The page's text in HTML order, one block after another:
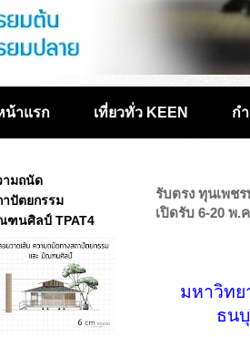
น้าแรก เที่ยวทั่ว KEEN ก
รับตรง ทุนเพช
เปิดรับ 6-20 พ.
มหาวิทย
ธน
ามถนัด
าปัตยกรรม
ฑนศิลป์ TPAT4